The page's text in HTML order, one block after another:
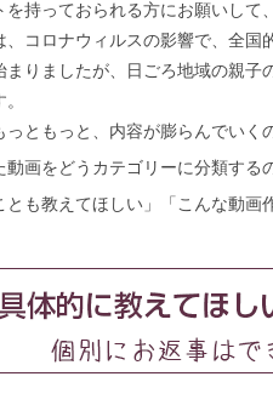
を持っておられる方にお願いして
、コロナウィルスの影響で、全
まりましたが、日ごろ地域の親
っともっと、内容が膨らんでいく
動画をどうカテゴリーに分類する
とも教えてほしい」「こんな動